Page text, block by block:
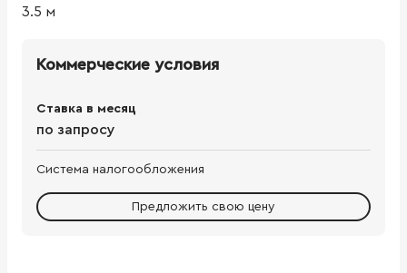
3.5 м
Коммерческие условия
Ставка в месяц
по запросу
Система налогообложения
Предложить свою цену